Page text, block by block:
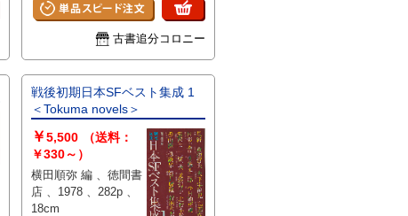
古書追分コロニー
戦後初期日本SFベスト集成 1
＜Tokuma novels＞
￥5,500
（送料：
￥330～）
横田順弥 編 、徳間書
店 、1978 、282p 、
18cm